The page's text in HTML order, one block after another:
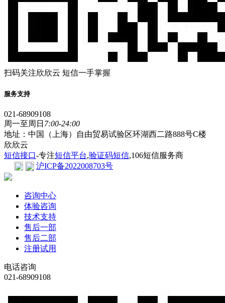
扫码关注欣欣云 短信一手掌握
服务支持
021-68909108
周一至周日 7:00-24:00
地址：中国（上海）自由贸易试验区环湖西二路888号C楼
欣欣云
短信接口-专注短信平台,验证码短信,106短信服务商
沪ICP备2022008703号
咨询中心
体验咨询
技术支持
售后一部
售后二部
注册试用
电话咨询
021-68909108